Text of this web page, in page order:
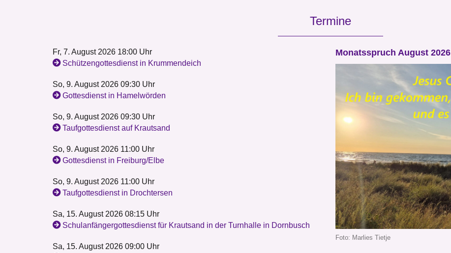
Termine
Fr, 7. August 2026 18:00 Uhr
Schützengottesdienst in Krummendeich
So, 9. August 2026 09:30 Uhr
Gottesdienst in Hamelwörden
So, 9. August 2026 09:30 Uhr
Taufgottesdienst auf Krautsand
So, 9. August 2026 11:00 Uhr
Gottesdienst in Freiburg/Elbe
So, 9. August 2026 11:00 Uhr
Taufgottesdienst in Drochtersen
Sa, 15. August 2026 08:15 Uhr
Schulanfängergottesdienst für Krautsand in der Turnhalle in Dornbusch
Sa, 15. August 2026 09:00 Uhr
Monatsspruch August 2026
Foto: Marlies Tietje